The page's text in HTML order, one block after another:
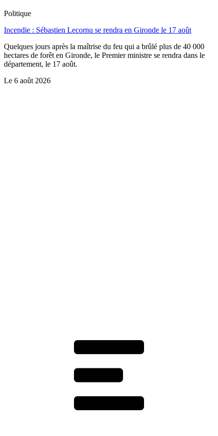
Politique
Incendie : Sébastien Lecornu se rendra en Gironde le 17 août
Quelques jours après la maîtrise du feu qui a brûlé plus de 40 000
hectares de forêt en Gironde, le Premier ministre se rendra dans le
département, le 17 août.
Le 6 août 2026